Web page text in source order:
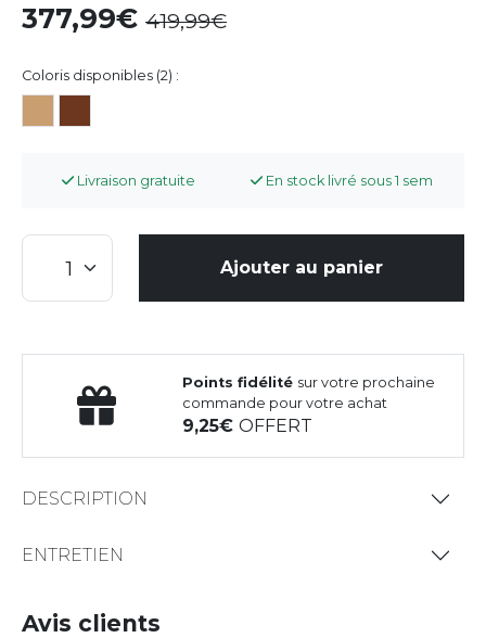
377,99 419,99
Coloris disponibles (2) :
Livraison gratuite En stock livré sous 1 sem
Ajouter au panier
Points fidélité sur votre prochaine
commande pour votre achat
9,25OFFERT
DESCRIPTION
ENTRETIEN
Avis clients